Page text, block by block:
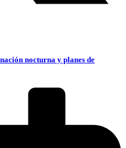
nocturna y planes de